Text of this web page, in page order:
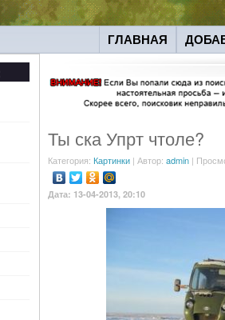
ГЛАВНАЯ
Ты ска Упрт чтоле?
Категория: Картинки | Автор: admin |
Дата: 13-04-2013, 20:10